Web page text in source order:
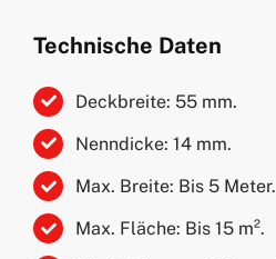
Technische Daten
Deckbreite: 55 mm.
Nenndicke: 14 mm.
Max. Breite: Bis 5 Meter.
Max. Fläche: Bis 15 m².